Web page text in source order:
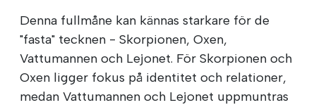
Denna fullmåne kan kännas starkare för de
"fasta" tecknen - Skorpionen, Oxen,
Vattumannen och Lejonet. För Skorpionen och
Oxen ligger fokus på identitet och relationer,
medan Vattumannen och Lejonet uppmuntras